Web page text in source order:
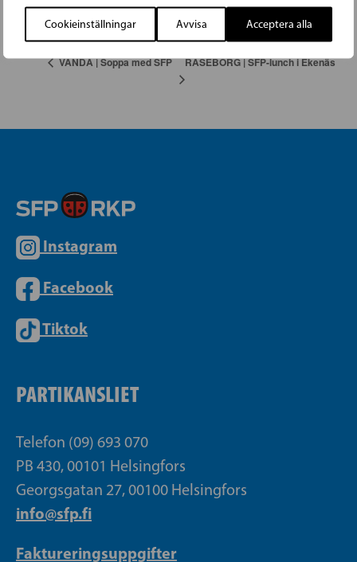
Cookieinställningar Avvisa Acceptera alla
Oravais, 66800 Finland + Google Map
VANDA | Soppa med SFP RASEBORG | SFP-lunch i Ekenäs
Instagram
Facebook
Tiktok
PARTIKANSLIET
Telefon (09) 693 070
PB 430, 00101 Helsingfors
Georgsgatan 27, 00100 Helsingfors
info@sfp.fi
Faktureringsuppgifter